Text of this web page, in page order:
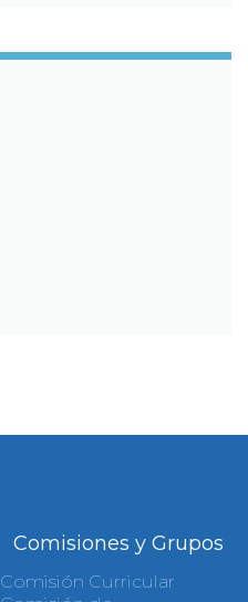
Comisiones y Grupos
Comisión Curricular